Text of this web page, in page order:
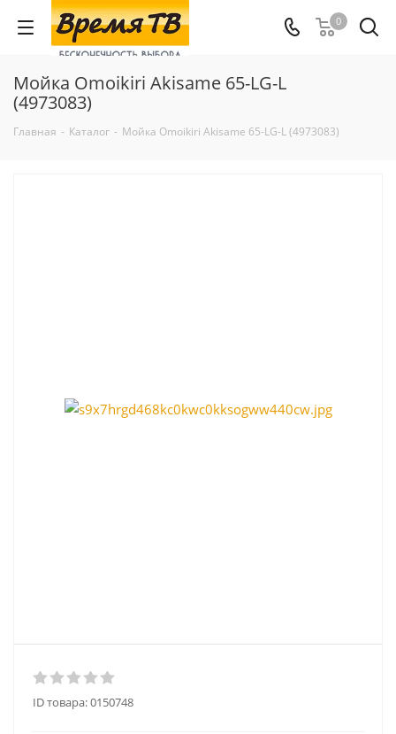
0
Мойка Omoikiri Akisame 65-LG-L
(4973083)
Главная - Каталог - Мойка Omoikiri Akisame 65-LG-L (4973083)
ID товара:0150748